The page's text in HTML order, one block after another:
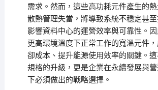
需求。然而，這些高功耗元件產生的
散熱管理失當，將導致系統不穩定甚
影響資料中心的運營效率與可靠性。
更高環境溫度下正常工作的寬溫元件
卻成本、提升能源使用效率的關鍵。
規格的升級，更是企業在永續發展與
下必須做出的戰略選擇。